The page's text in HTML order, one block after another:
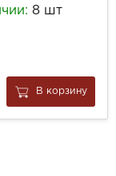
8 шт
В корзину